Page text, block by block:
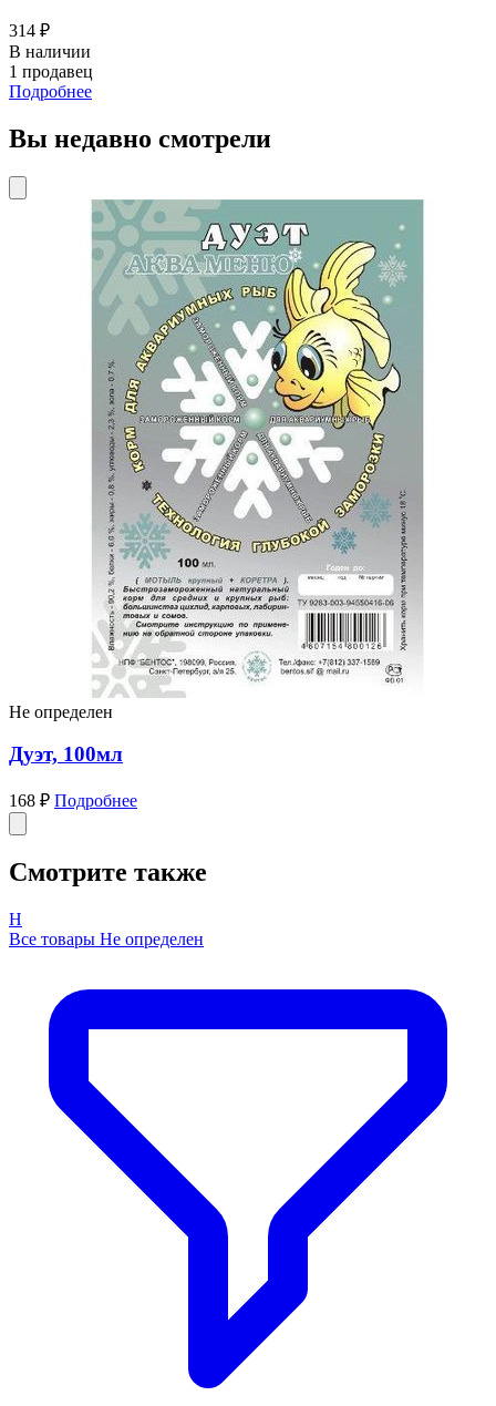
314 ₽
В наличии
1 продавец
Подробнее
Вы недавно смотрели
Не определен
Дуэт, 100мл
168 ₽ Подробнее
Смотрите также
Н
Все товары Не определен